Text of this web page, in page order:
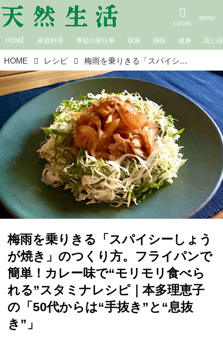
HOME 家庭料理 季節の家仕事 収納 掃除 健康 花と緑
HOME レシピ 梅雨を乗りきる「スパイシーしょうが焼き」のつくり方。フライパンで簡単！カレー味で“モリモリ食べられる”スタミナレシピ｜本多理恵子の「50代からは“手抜き”と“息抜き”」
梅雨を乗りきる「スパイシーしょう
が焼き」のつくり方。フライパンで
簡単！カレー味で“モリモリ食べら
れる”スタミナレシピ｜本多理恵子
の「50代からは“手抜き”と“息抜
き”」